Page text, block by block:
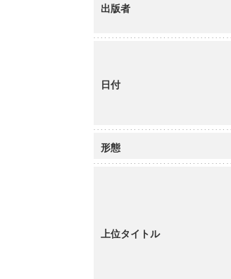
グローバルCOEプログラム論理と感性の先端的教
リーディングプログラム「超成熟社会発展のサイ
出版者
日付
形態
上位タイトル